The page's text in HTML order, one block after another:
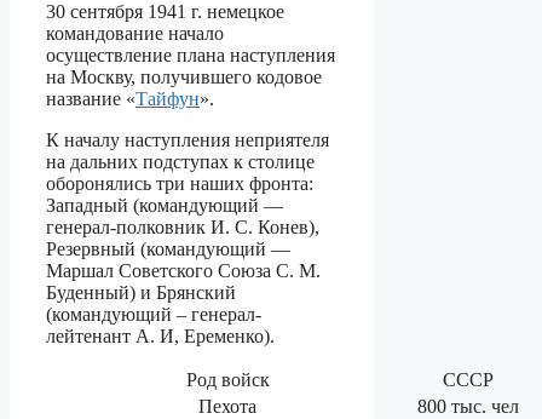
30 сентября 1941 г. немецкое
командование начало
осуществление плана наступления
на Москву, получившего кодовое
название «Тайфун».
К началу наступления неприятеля
на дальних подступах к столице
оборонялись три наших фронта:
Западный (командующий —
генерал-полковник И. С. Конев),
Резервный (командующий —
Маршал Советского Союза С. М.
Буденный) и Брянский
(командующий – генерал-
лейтенант А. И, Еременко).
Род войск
СССР
Пехота
800 тыс. чел